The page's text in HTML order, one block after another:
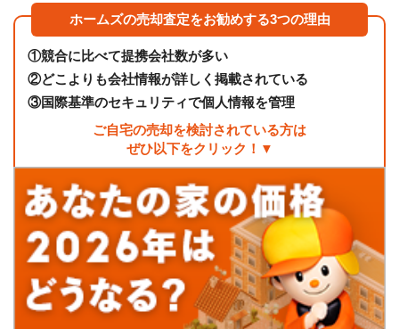
ホームズの売却査定をお勧めする3つの理由
①競合に比べて提携会社数が多い
②どこよりも会社情報が詳しく掲載されている
③国際基準のセキュリティで個人情報を管理
ご自宅の売却を検討されている方は
ぜひ以下をクリック！▼